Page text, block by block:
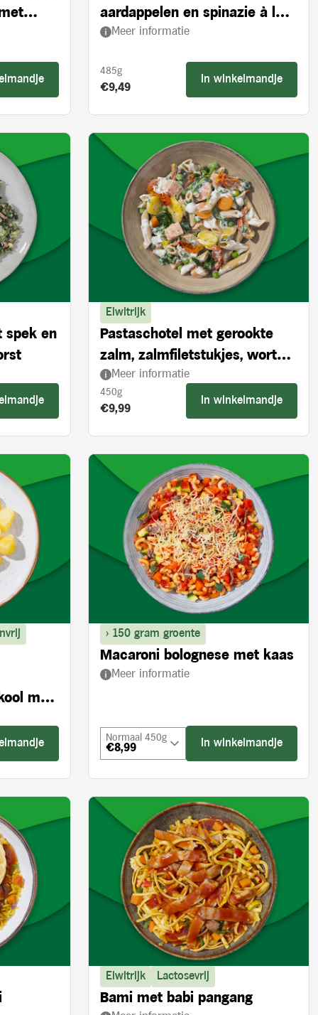
aardappelen en spinazie à la
crème
Meer informatie
485g
Product prijs:
€9,49
In winkelmandje
spek en
Eiwitrijk
Pastaschotel met gerookte
zalm, zalmfiletstukjes, wortel
en spinazie
Meer informatie
450g
Product prijs:
€9,99
In winkelmandje
met
> 150 gram groente
Macaroni bolognese met kaas
Meer informatie
Normaal 450g
€8,99 In winkelmandje
Eiwitrijk Lactosevrij
Bami met babi pangang